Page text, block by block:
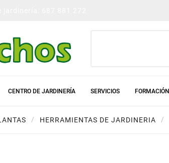
CENTRO DE JARDINERÍA SERVICIOS FORMACIÓN
HERRAMIENTAS DE JARDINERIA